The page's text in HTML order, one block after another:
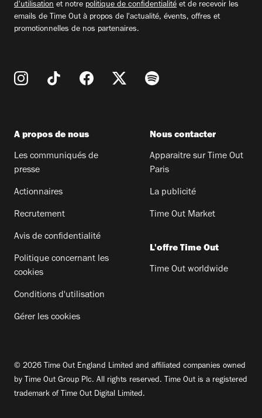
d'utilisation et notre politique de confidentialité et de recevoir les
emails de Time Out à propos de l'actualité, évents, offres et
promotionnelles de nos partenaires.
A propos de nous
Les communiqués de
presse
Actionnaires
Recrutement
Avis de confidentialité
Politique concernant les
cookies
Conditions d'utilisation
Gérer les cookies
Nous contacter
Apparaitre sur Time Out
Paris
La publicité
Time Out Market
L'offre Time Out
Time Out worldwide
© 2026 Time Out England Limited and affiliated companies owned
by Time Out Group Plc. All rights reserved. Time Out is a registered
trademark of Time Out Digital Limited.